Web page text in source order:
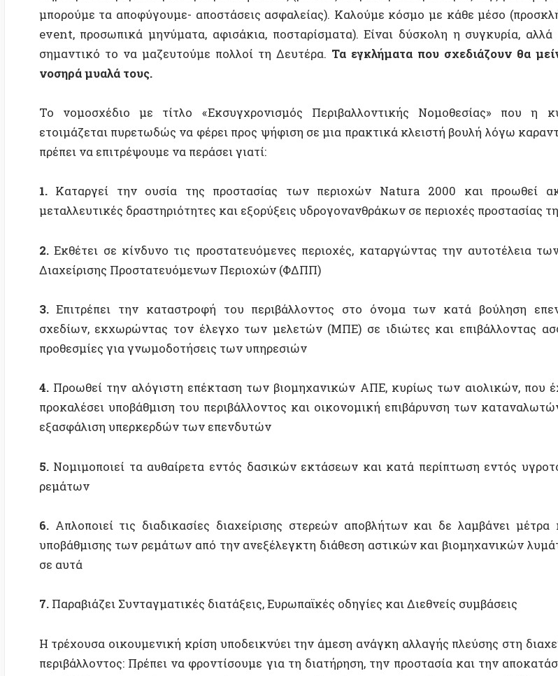
Το νομοσχέδιο με τίτλο «Εκσυγχρονισμός Περιβαλλοντικής Νομοθεσίας» που η κυβέρνηση
ετοιμάζεται πυρετωδώς να φέρει προς ψήφιση σε μια πρακτικά κλειστή βουλή λόγω καραντίνας, δεν
πρέπει να επιτρέψουμε να περάσει γιατί:
1.Καταργεί την ουσία της προστασίας των περιοχών Natura 2000 και προωθεί ακόμα και
2.Εκθέτει σε κίνδυνο τις προστατευόμενες περιοχές, καταργώντας την αυτοτέλεια των Φορέων
Διαχείρισης Προστατευόμενων Περιοχών (ΦΔΠΠ)
3. Επιτρέπει την καταστροφή του περιβάλλοντος στο όνομα των κατά βούληση επενδυτικών
σχεδίων, εκχωρώντας τον έλεγχο των μελετών (ΜΠΕ) σε ιδιώτες και επιβάλλοντας ασφυκτικές
4.Προωθεί την αλόγιστη επέκταση των βιομηχανικών ΑΠΕ, κυρίως των αιολικών, που έχουν ήδη
προκαλέσει υποβάθμιση του περιβάλλοντος και οικονομική επιβάρυνση των καταναλωτών για την
5.Νομιμοποιεί τα αυθαίρετα εντός δασικών εκτάσεων και κατά περίπτωση εντός υγροτόπων και
ρεμάτων
6.Απλοποιεί τις διαδικασίες διαχείρισης στερεών αποβλήτων και δε λαμβάνει μέτρα κατά της
υποβάθμισης των ρεμάτων από την ανεξέλεγκτη διάθεση αστικών και βιομηχανικών λυμάτων μέσα
Η τρέχουσα οικουμενική κρίση υποδεικνύει την άμεση ανάγκη αλλαγής πλεύσης στη διαχείριση του
περιβάλλοντος, κι όχι να επιτρέπουμε στις κυβερνήσεις να θυσιάζουν το περιβάλλον στο βωμό
εφήμερων οικονομικών συμφερόντων. Το πολυνομοσχέδιο «Εκσυγχρονισμός Περιβαλλοντικής
Νομοθεσίας» κινείται σαφώς στη δεύτερη κατεύθυνση.
Λαμβάνοντας υπόψη μάλιστα ότι ήρθε προς ψήφιση εν μέσω μιας πρωτόγνωρης κατάστασης όπου οι
πολίτες δεν έχουμε δικαίωμα να ασκήσουμε τα στοιχειώδη συνταγματικά/δημοκρατικά μας
καλέσουμε συγκεντρώσεις κλπ, η όλη διαδικασία ψήφισης ενός σημαντικότατου για όλα τα
περιβαλλοντικά ζητήματα νομοσχεδίουμόνο αντιδημοκρατική μπορεί να χαρακτηριστεί.